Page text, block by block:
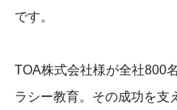
です。
TOA株式会社様が全社800
ラシー教育。その成功を支